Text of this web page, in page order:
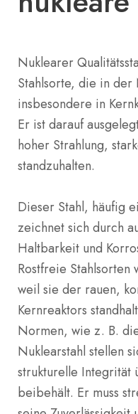
Nuklearer
Stahlsorte, die in der
insbesondere in
Er ist darauf
hoher Strahlung,
standzuhalten.
Dieser Stahl, häufig
zeichnet sich durch
Haltbarkeit und
Rostfreie
weil sie der rauen,
Kernreaktors
Normen, wie z. B.
Nuklearstahl stellen
strukturelle Integrität
beibehält. Er muss